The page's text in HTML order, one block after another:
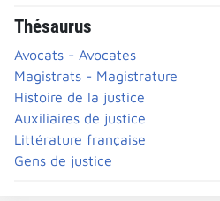
Thésaurus
Avocats - Avocates
Magistrats - Magistrature
Histoire de la justice
Auxiliaires de justice
Littérature française
Gens de justice